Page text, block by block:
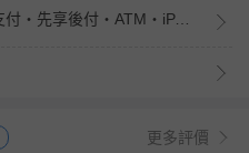
信用卡・LINE Pay・街口支付・先享後付・ATM・iPASS MONEY
更多評價